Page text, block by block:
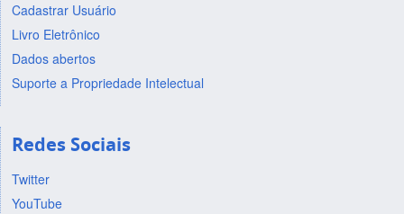
Cadastrar Usuário
Livro Eletrônico
Dados abertos
Suporte a Propriedade Intelectual
Redes Sociais
Twitter
YouTube